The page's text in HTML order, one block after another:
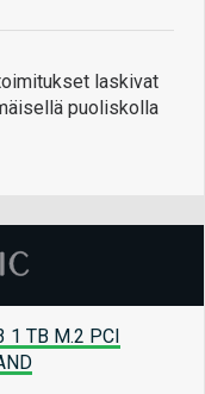
laskivat
puoliskolla
1 TB M.2 PCI